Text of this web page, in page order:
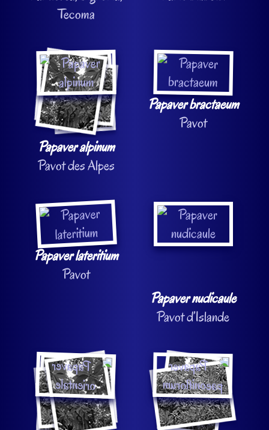
Tecoma
Papaver alpinum
Pavot des Alpes
Papaver bractaeum
Pavot
Papaver lateritium
Pavot
Papaver nudicaule
Pavot d’Islande